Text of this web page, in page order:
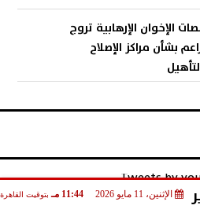
الإخوان الإرهابية تروج
بشأن مراكز الإصلاح
Tweets by
الإثنين، 11 مايو 2026 11:44 مـ بتوقيت القاهرة